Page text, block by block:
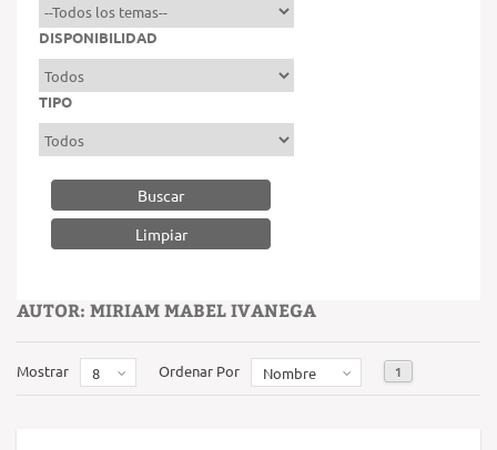
DISPONIBILIDAD
TIPO
Buscar
AUTOR: MIRIAM MABEL IVANEGA
Mostrar 8 Ordenar Por Nombre 1